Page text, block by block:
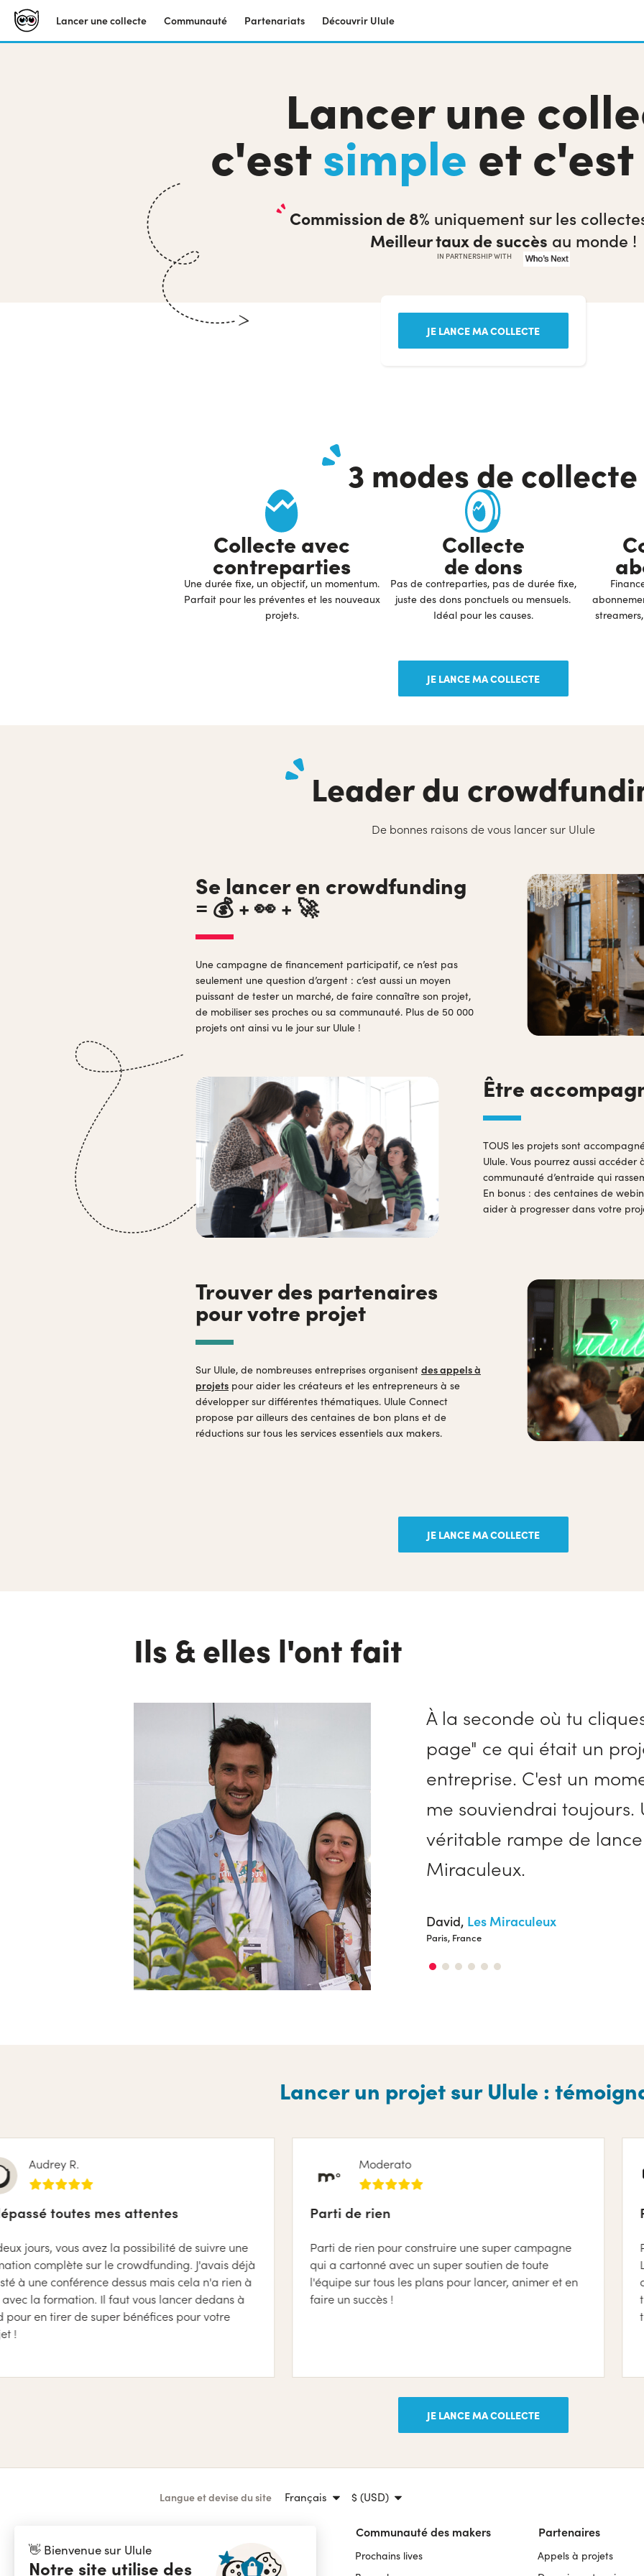
👋 Bienvenue sur Ulule
Notre site utilise des
Lancer une collecte Communauté Partenariats Découvrir Ulule
Lancer une
c'estsimple et c'est
Commission de 8% uniquement sur les
Meilleur taux de succès au monde !
IN PARTNERSHIP WITH
JE LANCE MA COLLECTE
3 modes de collecte
Collecte avec
contreparties
Une durée fixe, un objectif, un momentum.
Parfait pour les préventes et les nouveaux
projets.
Collecte
de dons
Pas de contreparties, pas de durée fixe,
juste des dons ponctuels ou mensuels.
Idéal pour les causes.
JE LANCE MA COLLECTE
Leader du
De bonnes raisons de vous lancer sur Ulule
Se lancer en crowdfunding
= 💰 + 👀 + 🚀
Une campagne de financement participatif, ce n’est pas
seulement une question d’argent : c’est aussi un moyen
puissant de tester un marché, de faire connaître son projet,
de mobiliser ses proches ou sa communauté. Plus de 50 000
projets ont ainsi vu le jour sur Ulule !
Être
TOUS les projets sont
Ulule. Vous pourrez aussi accéder
communauté d’entraide qui
En bonus : des centaines de
aider à progresser dans votre
Trouver des partenaires
pour votre projet
Sur Ulule, de nombreuses entreprises organisent des appels à
projets pour aider les créateurs et les entrepreneurs à se
développer sur différentes thématiques. Ulule Connect
propose par ailleurs des centaines de bon plans et de
réductions sur tous les services essentiels aux makers.
JE LANCE MA COLLECTE
Ils & elles l'ont fait
À la seconde où tu
page" ce qui était un
entreprise. C'est un
me souviendrai toujours.
véritable rampe de
Miraculeux.
David, Les Miraculeux
Paris, France
Umaï
Noob
Lancer un projet sur Ulule :
R.
mes attentes
avez la possibilité de suivre une
sur le crowdfunding. J'avais déjà
dessus mais cela n'a rien à
Il faut vous lancer dedans à
de super bénéfices pour votre
Parti de rien
Parti de rien pour construire une super campagne
qui a cartonné avec un super soutien de toute
l'équipe sur tous les plans pour lancer, animer et en
faire un succès !
très
travaille
JE LANCE MA COLLECTE
Langue et devise du site Français $ (USD)
Lancer une collecte
Communauté des makers
Prochains lives
Partenaires
Appels à projets